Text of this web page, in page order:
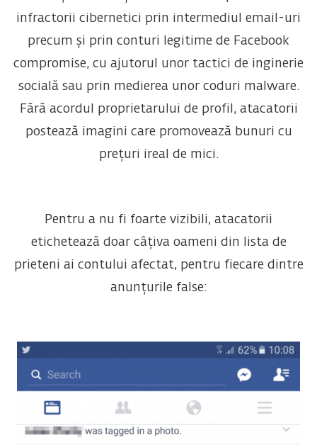
infractorii cibernetici prin intermediul email-uri
precum și prin conturi legitime de Facebook
compromise, cu ajutorul unor tactici de inginerie
socială sau prin medierea unor coduri malware.
Fără acordul proprietarului de profil, atacatorii
postează imagini care promovează bunuri cu
prețuri ireal de mici.
Pentru a nu fi foarte vizibili, atacatorii
etichetează doar câțiva oameni din lista de
prieteni ai contului afectat, pentru fiecare dintre
anunțurile false: